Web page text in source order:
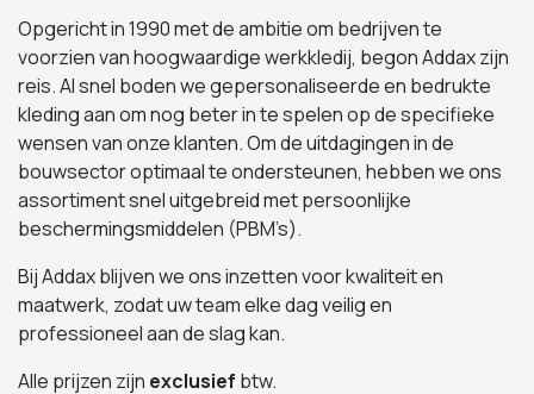
Opgericht in 1990 met de ambitie om bedrijven te
voorzien van hoogwaardige werkkledij, begon Addax zijn
reis. Al snel boden we gepersonaliseerde en bedrukte
kleding aan om nog beter in te spelen op de specifieke
wensen van onze klanten. Om de uitdagingen in de
bouwsector optimaal te ondersteunen, hebben we ons
assortiment snel uitgebreid met persoonlijke
beschermingsmiddelen (PBM’s).
Bij Addax blijven we ons inzetten voor kwaliteit en
maatwerk, zodat uw team elke dag veilig en
professioneel aan de slag kan.
Alle prijzen zijn exclusief btw.